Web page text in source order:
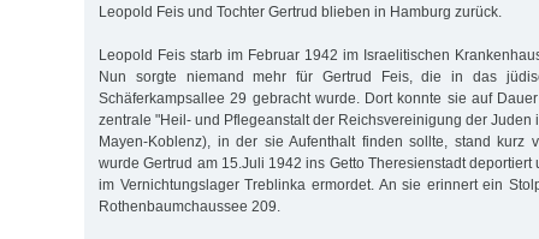
Leopold Feis und Tochter Gertrud blieben in Hamburg zurück.
Leopold Feis starb im Februar 1942 im Israelitischen
Nun sorgte niemand mehr für Gertrud Feis, die in das
Schäferkampsallee 29 gebracht wurde. Dort konnte sie auf
zentrale "Heil- und Pflegeanstalt der Reichsvereinigung der Juden
Mayen-Koblenz), in der sie Aufenthalt finden sollte, stand kurz
wurde Gertrud am 15.Juli 1942 ins Getto Theresienstadt deportiert
im Vernichtungslager Treblinka ermordet. An sie erinnert ein
Rothenbaumchaussee 209.